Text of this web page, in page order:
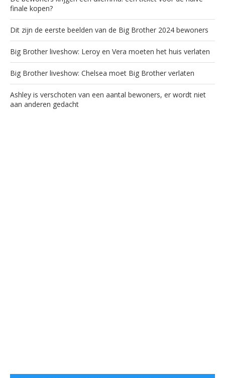
finale kopen?
Dit zijn de eerste beelden van de Big Brother 2024 bewoners
Big Brother liveshow: Leroy en Vera moeten het huis verlaten
Big Brother liveshow: Chelsea moet Big Brother verlaten
Ashley is verschoten van een aantal bewoners, er wordt niet
aan anderen gedacht